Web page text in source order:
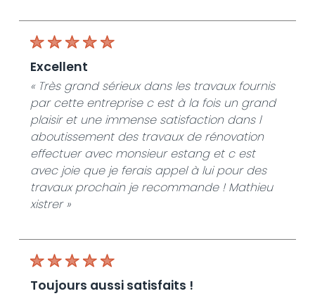
excellent
« Très grand sérieux dans les travaux fournis
par cette entreprise c est à la fois un grand
plaisir et une immense satisfaction dans l
aboutissement des travaux de rénovation
effectuer avec monsieur estang et c est
avec joie que je ferais appel à lui pour des
travaux prochain je recommande ! Mathieu
xistrer »
toujours aussi satisfaits !